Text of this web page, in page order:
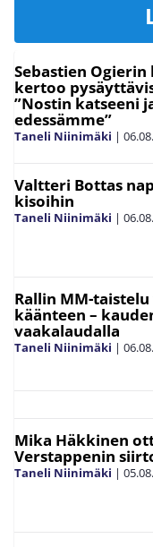
Sebastien
kertoo
”Nostin katseeni
edessämme”
Taneli Niinimäki |
Valtteri Bottas
kisoihin
Taneli Niinimäki |
Rallin MM-
käänteen –
vaakalaudalla
Taneli Niinimäki |
Mika Häkkinen
Verstappenin
Taneli Niinimäki |